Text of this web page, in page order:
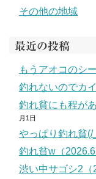
その他の地域
最近の投稿
もうアオコのシ
釣れないのでカ
釣れ貧にも程が
月1日
やっぱり釣れ貧(/
釣れ貧w（
渋い中サゴシ2（